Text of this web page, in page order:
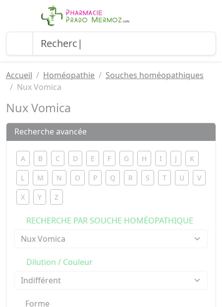
Accueil Homéopathie
Souches homéopathiques
Nux Vomica
Nux Vomica
Recherche avancée
A B C D E F G H I J K
L M N O P Q R S T U V
X Y Z
RECHERCHE PAR SOUCHE HOMÉOPATHIQUE
Dilution / Couleur
Forme